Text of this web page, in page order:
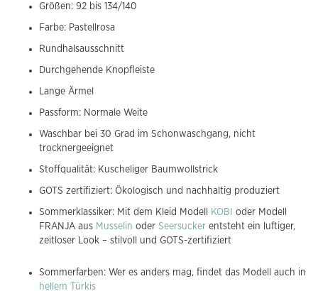
Größen: 92 bis 134/140
Farbe: Pastellrosa
Rundhalsausschnitt
Durchgehende Knopfleiste
Lange Ärmel
Passform: Normale Weite
Waschbar bei 30 Grad im Schonwaschgang, nicht
trocknergeeignet
Stoffqualität: Kuscheliger Baumwollstrick
GOTS zertifiziert: Ökologisch und nachhaltig produziert
Sommerklassiker: Mit dem Kleid Modell KOBI
oder Modell
FRANJA aus Musselin oder Seersucker entsteht ein luftiger,
zeitloser Look – stilvoll und GOTS-zertifiziert
Sommerfarben: Wer es anders mag, findet das Modell auch in
hellem Türkis